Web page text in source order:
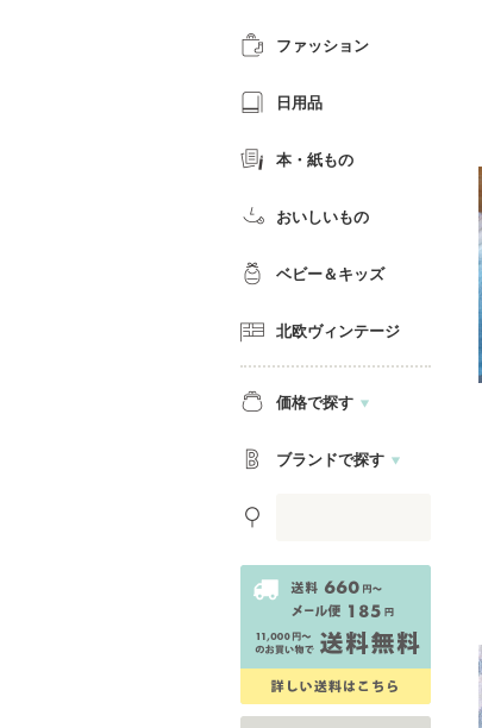
ファッション
日用品
本・紙もの
おいしいもの
ベビー＆キッズ
北欧ヴィンテージ
価格で探す
ブランドで探す